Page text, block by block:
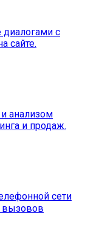
диалогами с
сайте.
анализом
и продаж.
сети
вызовов